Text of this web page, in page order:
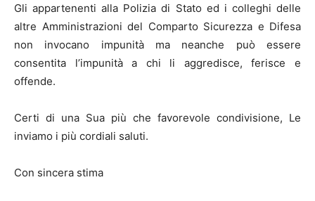
Gli appartenenti alla Polizia di Stato ed i colleghi delle
altre Amministrazioni del Comparto Sicurezza e Difesa
non invocano impunità ma neanche può essere
consentita l’impunità a chi li aggredisce, ferisce e
offende.
Certi di una Sua più che favorevole condivisione, Le
inviamo i più cordiali saluti.
Con sincera stima